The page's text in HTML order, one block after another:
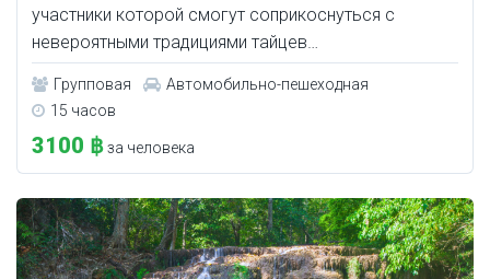
участники которой смогут соприкоснуться с
невероятными традициями тайцев…
Групповая
Автомобильно-пешеходная
15 часов
3100 ฿за человека